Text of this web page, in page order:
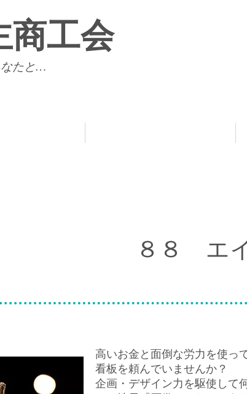
商工会
なたと…
８８ エ
高いお金と面倒な労力を使っ
看板を頼んでいませんか？
企画・デザイン力を駆使して